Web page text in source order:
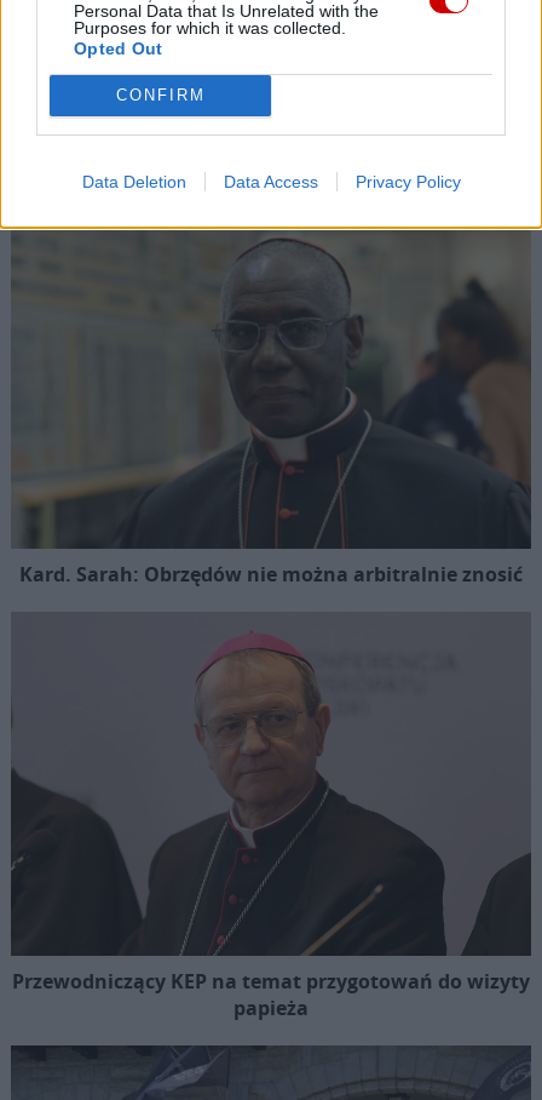
Personal Data that Is Unrelated with the
Purposes for which it was collected.
Opted Out
CONFIRM
Data Deletion Data Access Privacy Policy
08 sierpnia 2026 | 18:23
Papież: w św. Agacie kontemplujemy zwycięstwo miłości nad
Kard. Sarah: Obrzędów nie można arbitralnie znosić
Przewodniczący KEP na temat przygotowań do wizyty
papieża